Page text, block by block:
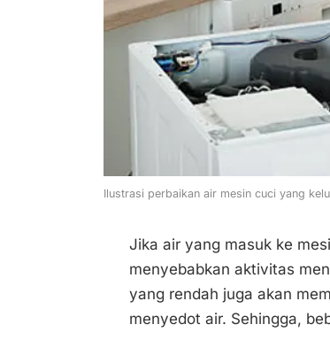
Ilustrasi perbaikan air mesin cuci yang
Jika air yang masuk ke
menyebabkan aktivitas
yang rendah juga akan
menyedot air. Sehingga,